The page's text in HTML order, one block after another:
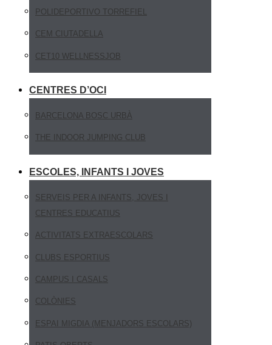
POLIDEPORTIVO TORREFIEL
CEM CIUTADELLA
CET10 WELLNESSJOB
CENTRES D’OCI
BARCELONA BOSC URBÀ
THE INDOOR JUMPING CLUB
ESCOLES, INFANTS I JOVES
SERVEIS PER A INFANTS, JOVES I
CENTRES EDUCATIUS
ACTIVITATS EXTRAESCOLARS
CLUBS ESPORTIUS
CAMPUS I CASALS
COLÒNIES
ESPAI MIGDIA (MENJADORS ESCOLARS)